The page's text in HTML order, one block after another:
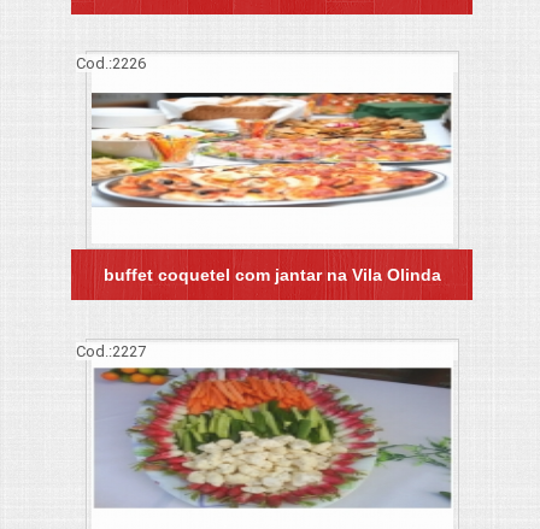
Cod.:2226
buffet coquetel com jantar na Vila Olinda
Cod.:2227